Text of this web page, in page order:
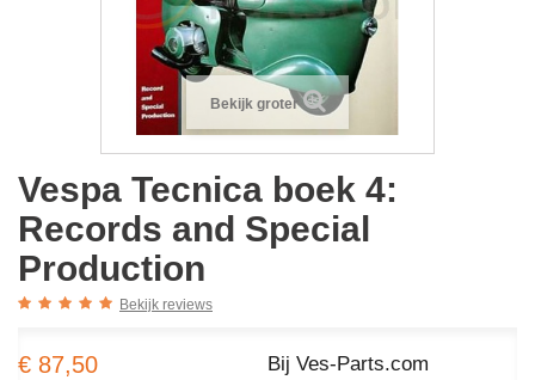
Bekijk groter
Vespa Tecnica boek 4:
Records and Special
Production
Bekijk reviews
€ 87,50 Bij Ves-Parts.com